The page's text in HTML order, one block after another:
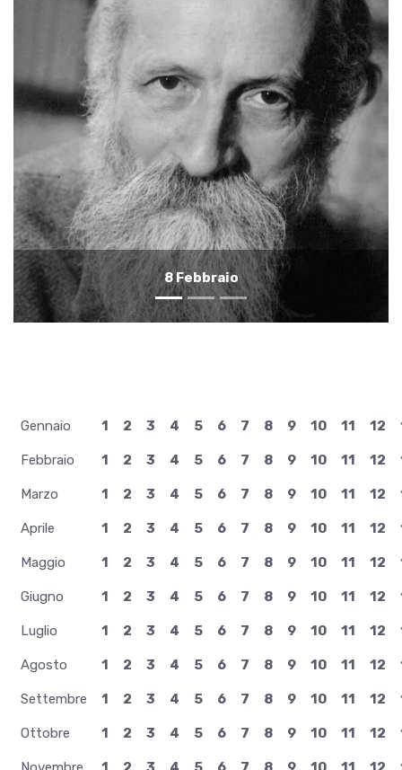
7 Febbraio
Gennaio 1 2 3 4 5 6 7 8 9 10 11 12
Febbraio 1 2 3 4 5 6 7 8 9 10 11 12
Marzo 1 2 3 4 5 6 7 8 9 10 11 12
Aprile 1 2 3 4 5 6 7 8 9 10 11 12
Maggio 1 2 3 4 5 6 7 8 9 10 11 12
Giugno 1 2 3 4 5 6 7 8 9 10 11 12
Luglio 1 2 3 4 5 6 7 8 9 10 11 12
Agosto 1 2 3 4 5 6 7 8 9 10 11 12
Settembre 1 2 3 4 5 6 7 8 9 10 11 12
Ottobre 1 2 3 4 5 6 7 8 9 10 11 12